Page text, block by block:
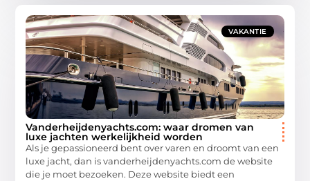
VAKANTIE
Vanderheijdenyachts.com: waar dromen van
luxe jachten werkelijkheid worden
Als je gepassioneerd bent over varen en droomt van een
luxe jacht, dan is vanderheijdenyachts.com de website
die je moet bezoeken. Deze website biedt een